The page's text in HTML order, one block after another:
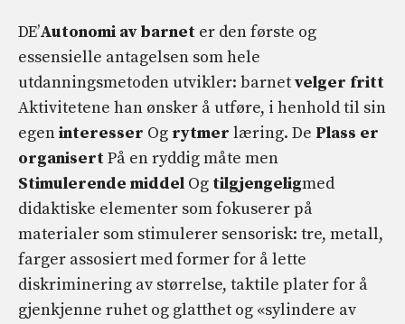
DE’Autonomi av barnet er den første og
essensielle antagelsen som hele
utdanningsmetoden utvikler: barnetvelger fritt
Aktivitetene han ønsker å utføre, i henhold til sin
egeninteresser Og rytmer læring. De Plass er
organisertPå en ryddig måte men
Stimulerende middel Og tilgjengeligmed
didaktiske elementer som fokuserer på
materialer som stimulerer sensorisk: tre, metall,
farger assosiert med former for å lette
diskriminering av størrelse, taktile plater for å
gjenkjenne ruhet og glatthet og «sylindere av